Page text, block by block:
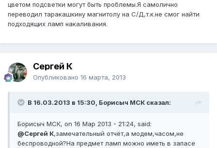
цветом подсветки могут быть проблемы.Я самолично
переводил таракашкину магнитолу на С/Д,т.к.не смог найти
подходящих ламп накаливания.
Сергей К
Опубликовано 16 марта, 2013
В 16.03.2013 в 15:30, Борисыч МСК сказал:
Борисыч МСК, on 16 Мар 2013 - 21:24, said:
@Сергей К,замечательный отчёт,а модем,часом,не
беспроводной?На предмет ламп можно иметь в запасе